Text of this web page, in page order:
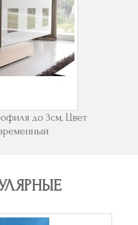
до 3см, Цвет